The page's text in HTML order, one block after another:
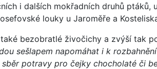
i dalších mokřadních druhů ptáků,
louky u Jaroměře a
bezobratlé živočichy a zvýší tak
sešlapem napomáhat i k
potravy pro čejky chocholaté či